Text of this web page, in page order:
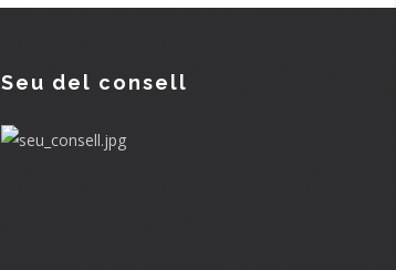
Seu del consell